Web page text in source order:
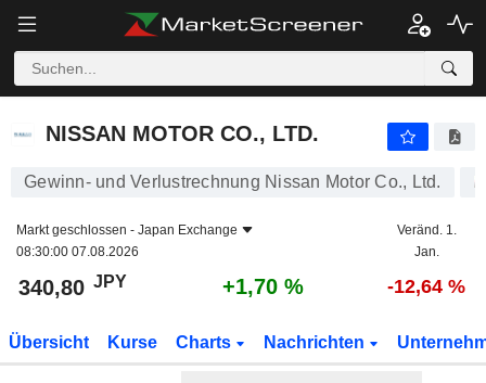
NISSAN MOTOR CO., LTD.
NISSAN MOTOR CO., LTD.
Gewinn- und Verlustrechnung Nissan Motor Co., Ltd.
Markt geschlossen - Japan Exchange
08:30:00 07.08.2026
Veränd. 1.
Jan.
340,80 JPY +1,70 % -12,64 %
Übersicht Kurse Charts Nachrichten